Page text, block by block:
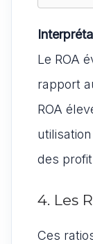
Le ROA
rapport
ROA
des
4. Les
Ces